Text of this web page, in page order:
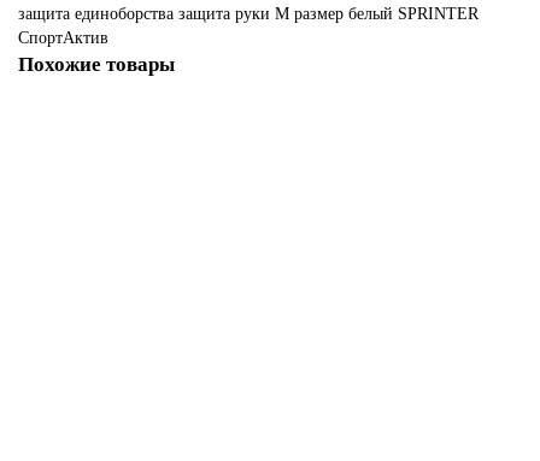
защита единоборства защита руки M размер белый SPRINTER
СпортАктив
Похожие товары